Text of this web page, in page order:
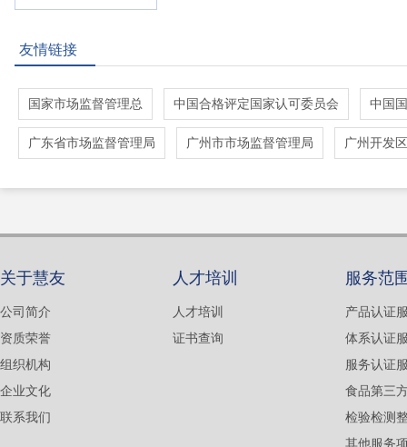
友情链接
国家市场监督管理总 中国合格评定国家认可委员会 中国
广东省市场监督管理局 广州市市场监督管理局 广州开发
关于慧友
公司简介
资质荣誉
组织机构
企业文化
联系我们
人才培训
人才培训
证书查询
服务范
产品认证
体系认证
服务认证
食品第三
检验检测
其他服务